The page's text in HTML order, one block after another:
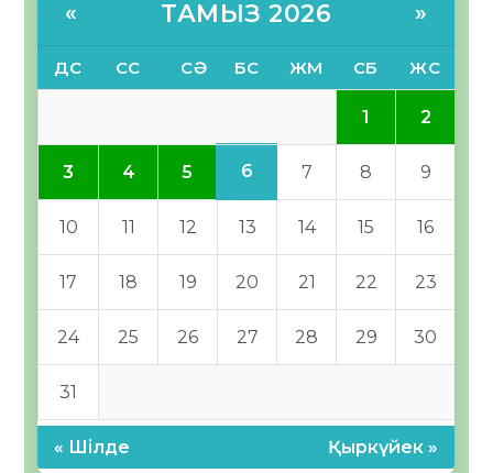
« ТАМЫЗ 2026 »
ДС СС СӘ БС ЖМ СБ ЖС
1 2
3 4 5 6 7 8 9
10 11 12 13 14 15 16
17 18 19 20 21 22 23
24 25 26 27 28 29 30
31
« Шілде Қыркүйек »